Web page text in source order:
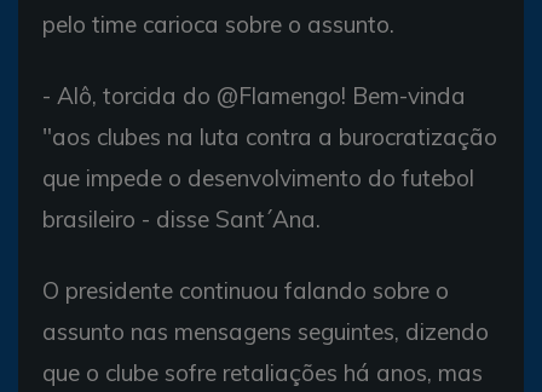
pelo time carioca sobre o assunto.
- Alô, torcida do @Flamengo! Bem-vinda
"aos clubes na luta contra a burocratização
que impede o desenvolvimento do futebol
brasileiro - disse Sant´Ana.
O presidente continuou falando sobre o
assunto nas mensagens seguintes, dizendo
que o clube sofre retaliações há anos, mas